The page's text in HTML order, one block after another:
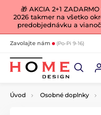
🎁 AKCIA 2+1
2026 takmer na všetko
predobjednávku a
Zavolajte nám (Po-Pi 9-16)
Úvod Osobné doplnky